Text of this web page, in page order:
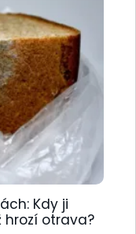
Kdy ji
hrozí otrava?